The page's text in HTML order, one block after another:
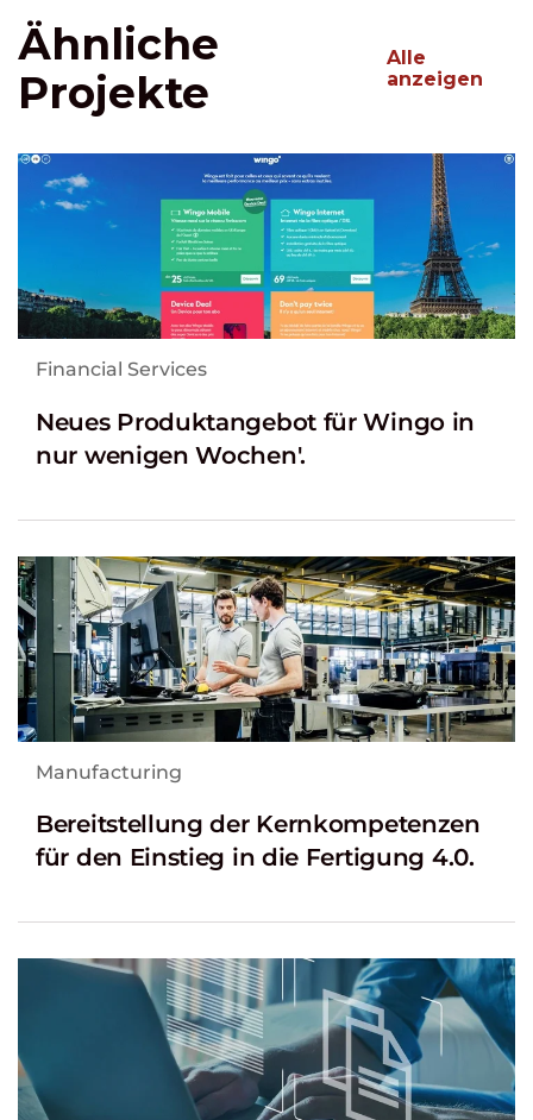
Ähnliche
Projekte
Alle
anzeigen
Financial Services
Neues Produktangebot für Wingo in
nur wenigen Wochen'.
Manufacturing
Bereitstellung der Kernkompetenzen
für den Einstieg in die Fertigung 4.0.